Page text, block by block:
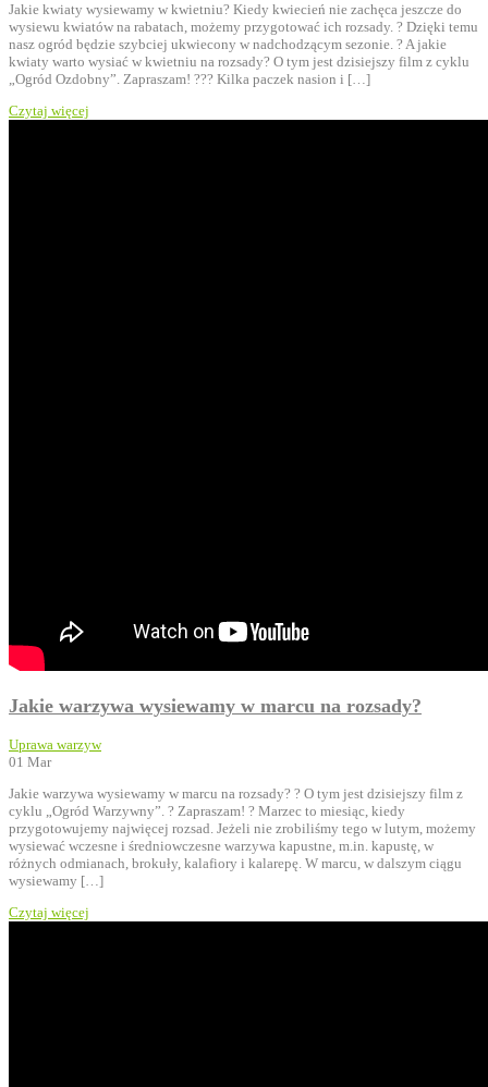
Jakie kwiaty wysiewamy w kwietniu? Kiedy kwiecień nie zachęca jeszcze do
wysiewu kwiatów na rabatach, możemy przygotować ich rozsady. ? Dzięki temu
nasz ogród będzie szybciej ukwiecony w nadchodzącym sezonie. ? A jakie
kwiaty warto wysiać w kwietniu na rozsady? O tym jest dzisiejszy film z cyklu
„Ogród Ozdobny”. Zapraszam! ??? Kilka paczek nasion i […]
Czytaj więcej
Jakie warzywa wysiewamy w marcu na rozsady?
Uprawa warzyw
01 Mar
Jakie warzywa wysiewamy w marcu na rozsady? ? O tym jest dzisiejszy film z
cyklu „Ogród Warzywny”. ? Zapraszam! ? Marzec to miesiąc, kiedy
przygotowujemy najwięcej rozsad. Jeżeli nie zrobiliśmy tego w lutym, możemy
wysiewać wczesne i średniowczesne warzywa kapustne, m.in. kapustę, w
różnych odmianach, brokuły, kalafiory i kalarepę. W marcu, w dalszym ciągu
wysiewamy […]
Czytaj więcej